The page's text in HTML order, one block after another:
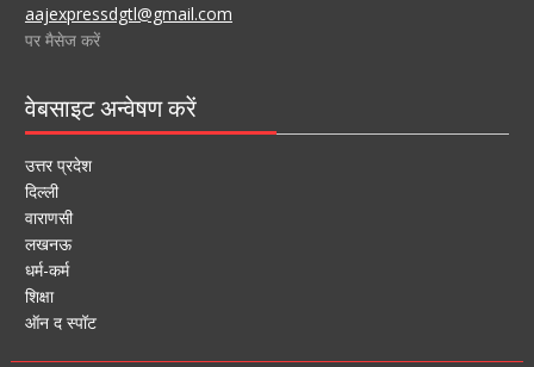
aajexpressdgtl@gmail.com
पर मैसेज करें
वेबसाइट अन्वेषण करें
उत्तर प्रदेश
दिल्ली
वाराणसी
लखनऊ
धर्म-कर्म
शिक्षा
ऑन द स्पॉट